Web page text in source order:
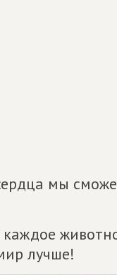
мы
лучше!